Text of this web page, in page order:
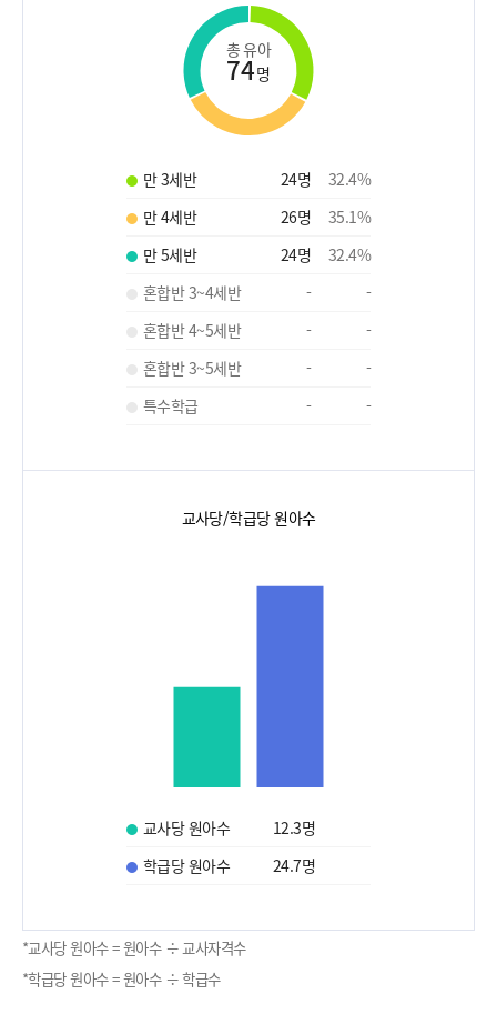
총 유아
74명
만 3세반 24명 32.4%
만 4세반
26명 35.1%
만 5세반
24명 32.4%
혼합반 3~4세반
-
-
혼합반 4~5세반
-
-
혼합반 3~5세반
-
-
특수학급
- -
교사당/학급당 원아수
교사당 원아수 12.3명
학급당 원아수
24.7명
*교사당 원아수 = 원아수 ÷ 교사자격수
*학급당 원아수 = 원아수 ÷ 학급수